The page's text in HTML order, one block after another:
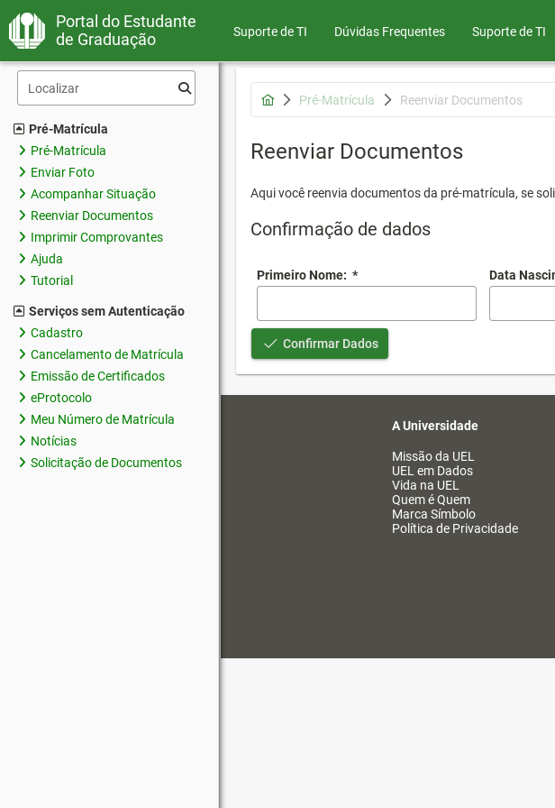
Portal do Estudante
de Graduação
Suporte de TI Dúvidas Frequentes Suporte de TI
Pré-Matrícula
Pré-Matrícula
Enviar Foto
Acompanhar Situação
Reenviar Documentos
Imprimir Comprovantes
Ajuda
Tutorial
Serviços sem Autenticação
Cadastro
Cancelamento de Matrícula
Emissão de Certificados
eProtocolo
Meu Número de Matrícula
Notícias
Solicitação de Documentos
Pré-Matrícula Reenviar Documentos
Reenviar Documentos
Aqui você reenvia documentos da pré-matrícula, se
Confirmação de dados
Primeiro Nome: * Data
Confirmar Dados
A Universidade
Missão da UEL
UEL em Dados
Vida na UEL
Quem é Quem
Marca Símbolo
Política de Privacidade